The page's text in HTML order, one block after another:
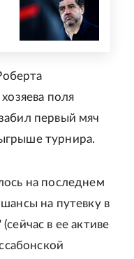
поля
первый мяч
турнира.
на последнем
на путевку в
в ее активе